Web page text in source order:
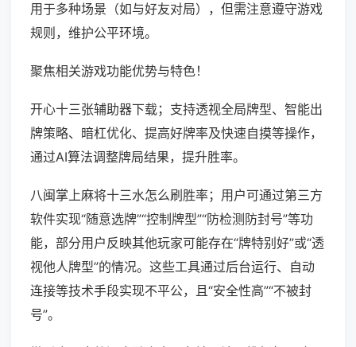
用于多种场景（如与好友对局），但需注意遵守游戏
规则，维护公平环境。
聚焦相关游戏功能优势与特色！
开心十三张辅助器下载；支持透视全局牌型、智能出
牌策略、暗杠优化、提高好牌率及快速自摸等操作，
通过AI算法调整牌局结果，提升胜率。
八闽掌上麻将十三水怎么刷胜率；用户可通过第三方
软件实现“随意选牌”“控制牌型”“防检测防封号”等功
能，部分用户反映其他玩家可能存在“牌特别好”或“透
视他人牌型”的情况。这些工具通过后台运行、自动
连接等技术手段实现不平公，且“安全性高”“不被封
号”。